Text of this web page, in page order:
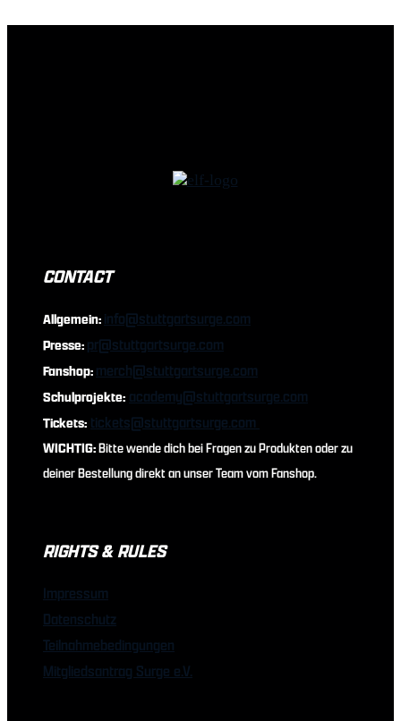
CONTACT
Allgemein:info@stuttgartsurge.com
Presse:pr@stuttgartsurge.com
Fanshop:merch@stuttgartsurge.com
Schulprojekte: academy@stuttgartsurge.com
Tickets: tickets@stuttgartsurge.com
WICHTIG:Bitte wende dich bei Fragen zu Produkten oder zu
deiner Bestellung direkt an unser Team vom Fanshop.
RIGHTS & RULES
Impressum
Datenschutz
Teilnahmebedingungen
Mitgliedsantrag Surge e.V.